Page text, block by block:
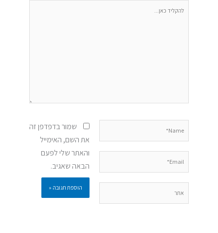
להקליד
שמור בדפדפן זה
את השם, האימייל
והאתר שלי לפעם
הבאה שאגיב.